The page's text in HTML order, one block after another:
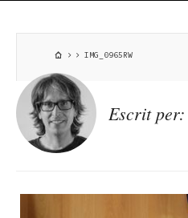
IMG_0965RW
Escrit per: